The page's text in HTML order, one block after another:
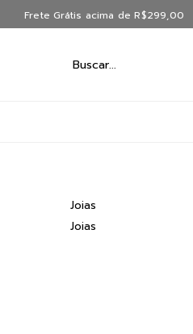
Frete Grátis acima de R$299,00
Joias
Joias